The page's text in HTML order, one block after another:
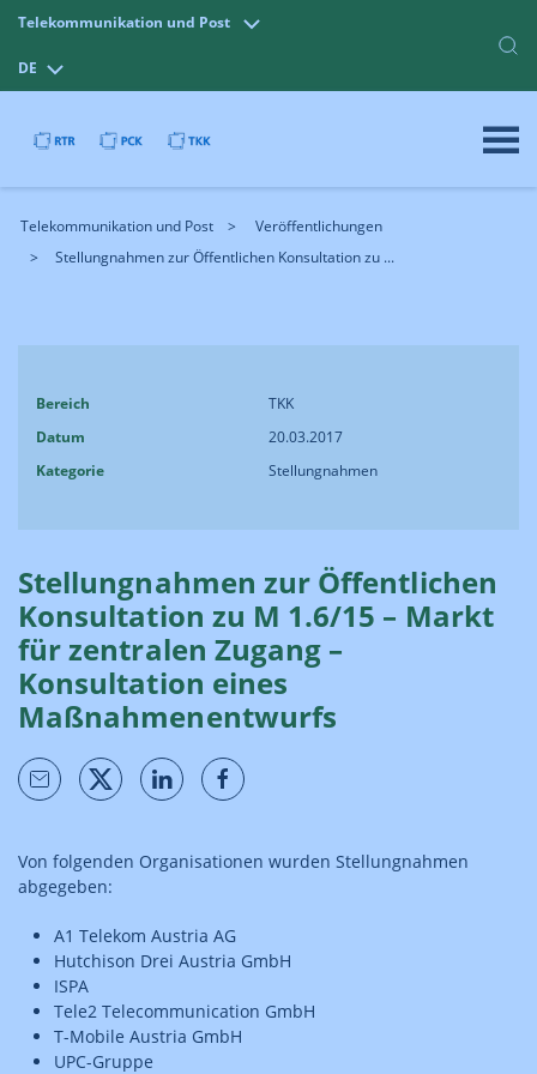
Telekommunikation und Post
DE
Telekommunikation und Post
Veröffentlichungen
Stellungnahmen zur Öffentlichen Konsultation zu ...
Bereich
TKK
Datum
20.03.2017
Kategorie
Stellungnahmen
Stellungnahmen zur Öffentlichen
Konsultation zu M 1.6/15 – Markt
für zentralen Zugang –
Konsultation eines
Maßnahmenentwurfs
Von folgenden Organisationen wurden Stellungnahmen
abgegeben:
A1 Telekom Austria AG
Hutchison Drei Austria GmbH
ISPA
Tele2 Telecommunication GmbH
T-Mobile Austria GmbH
UPC-Gruppe